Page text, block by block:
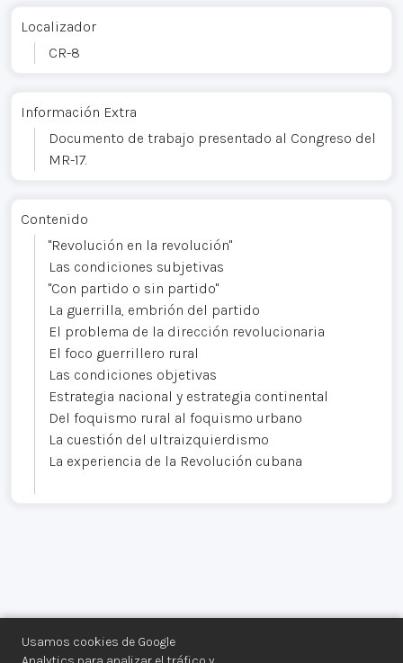
Usamos cookies de Google
Localizador
CR-8
Información Extra
Documento de trabajo presentado al Congreso del
MR-17.
Contenido
"Revolución en la revolución"
Las condiciones subjetivas
"Con partido o sin partido"
La guerrilla, embrión del partido
El problema de la dirección revolucionaria
El foco guerrillero rural
Las condiciones objetivas
Estrategia nacional y estrategia continental
Del foquismo rural al foquismo urbano
La cuestión del ultraizquierdismo
La experiencia de la Revolución cubana